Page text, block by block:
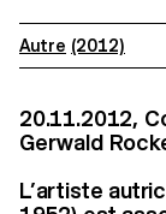
Autre (2012)
20.11.2012,
Gerwald
L’artiste